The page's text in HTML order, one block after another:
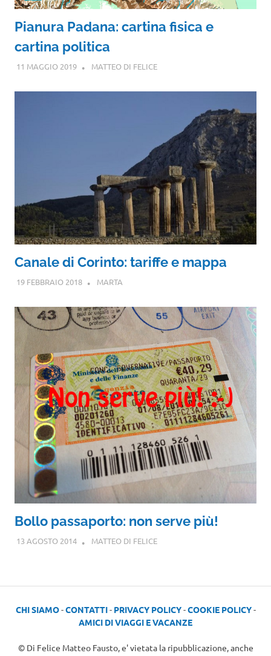
Pianura Padana: cartina fisica e
cartina politica
11 MAGGIO 2019 MATTEO DI FELICE
Canale di Corinto: tariffe e mappa
19 FEBBRAIO 2018 MARTA
Bollo passaporto: non serve più!
13 AGOSTO 2014 MATTEO DI FELICE
CHI SIAMO-CONTATTI- PRIVACY POLICY-COOKIE POLICY-
AMICI DI VIAGGI E VACANZE
© Di Felice Matteo Fausto, e' vietata la ripubblicazione, anche